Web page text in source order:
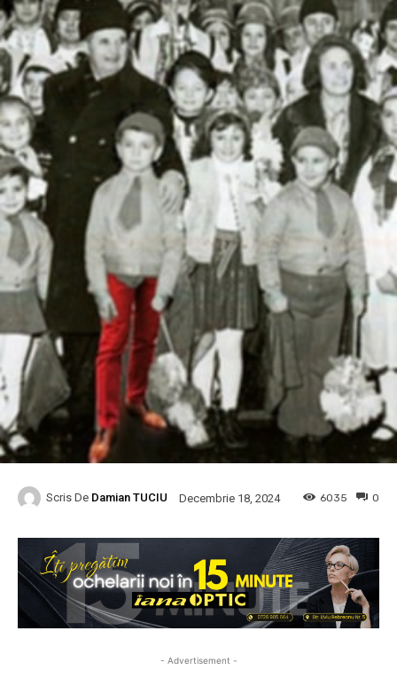
Scris De Damian TUCIU Decembrie 18, 2024 0
6035
- Advertisement -